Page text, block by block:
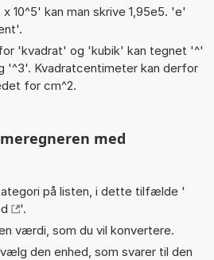
10^5' kan man skrive 1,95e5. 'e'
'kvadrat' og 'kubik' kan tegnet '^'
'^3'. Kvadratcentimeter kan derfor
for cm^2.
med
på listen, i dette tilfælde '
'.
værdi, som du vil konvertere.
den enhed, som svarer til den